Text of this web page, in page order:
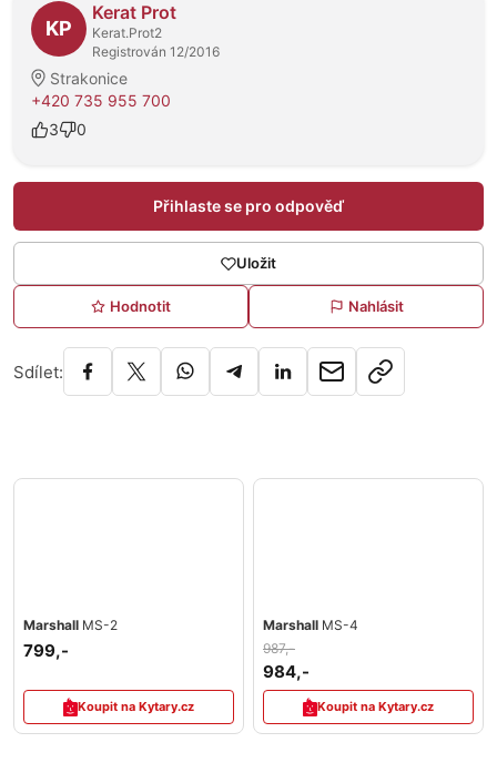
KP
Kerat Prot
Kerat.Prot2
Registrován 12/2016
Strakonice
+420 735 955 700
3
0
Přihlaste se pro odpověď
Uložit
Hodnotit Nahlásit
Sdílet:
Marshall MS-2
799,-
Koupit na Kytary.cz
Marshall MS-4
987,-
984,-
Koupit na Kytary.cz